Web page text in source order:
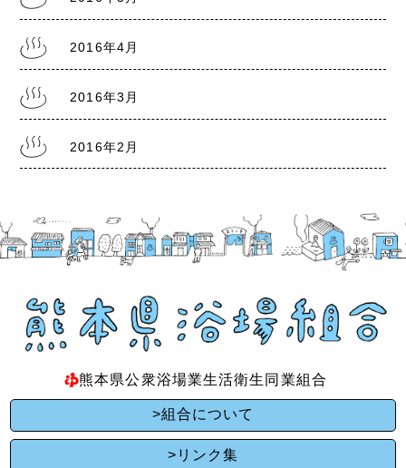
2016年4月
2016年3月
2016年2月
熊本県公衆浴場業生活衛生同業組合
>組合について
>リンク集